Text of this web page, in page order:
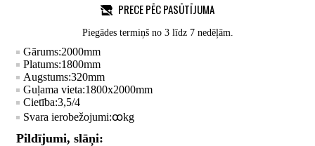
PRECE PĒC PASŪTĪJUMA
Piegādes termiņš no 3 līdz 7 nedēļām.
Gārums:2000mm
Platums:1800mm
Augstums:320mm
Guļama vieta:1800x2000mm
Cietība:3,5/4
Svara ierobežojumi:ꚙkg
Pildījumi, slāņi: